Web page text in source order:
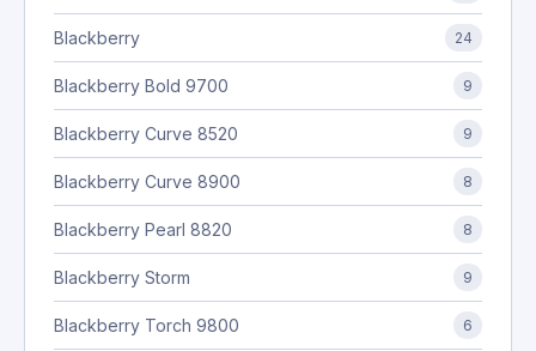
Blackberry 24
Blackberry Bold 9700 9
Blackberry Curve 8520 9
Blackberry Curve 8900 8
Blackberry Pearl 8820 8
Blackberry Storm 9
Blackberry Torch 9800 6